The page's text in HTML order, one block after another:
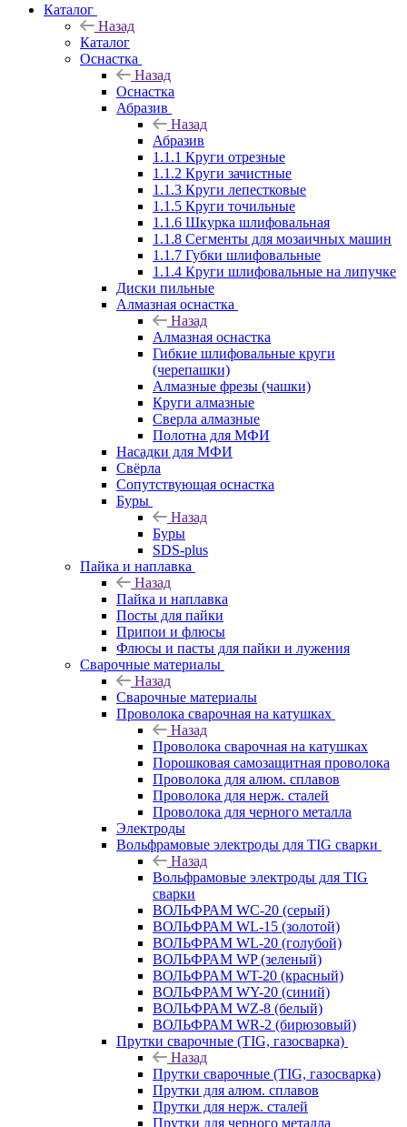
Каталог
Назад
Каталог
Оснастка
Назад
Оснастка
Абразив
Назад
Абразив
1.1.1 Круги отрезные
1.1.2 Круги зачистные
1.1.3 Круги лепестковые
1.1.5 Круги точильные
1.1.6 Шкурка шлифовальная
1.1.8 Сегменты для мозаичных машин
1.1.7 Губки шлифовальные
1.1.4 Круги шлифовальные на липучке
Диски пильные
Алмазная оснастка
Назад
Алмазная оснастка
Гибкие шлифовальные круги
(черепашки)
Алмазные фрезы (чашки)
Круги алмазные
Сверла алмазные
Полотна для МФИ
Насадки для МФИ
Свёрла
Сопутствующая оснастка
Буры
Назад
Буры
SDS-plus
Пайка и наплавка
Назад
Пайка и наплавка
Посты для пайки
Припои и флюсы
Флюсы и пасты для пайки и лужения
Сварочные материалы
Назад
Сварочные материалы
Проволока сварочная на катушках
Назад
Проволока сварочная на катушках
Порошковая самозащитная проволока
Проволока для алюм. сплавов
Проволока для нерж. сталей
Проволока для черного металла
Электроды
Вольфрамовые электроды для TIG сварки
Назад
Вольфрамовые электроды для TIG
сварки
ВОЛЬФРАМ WC-20 (серый)
ВОЛЬФРАМ WL-15 (золотой)
ВОЛЬФРАМ WL-20 (голубой)
ВОЛЬФРАМ WP (зеленый)
ВОЛЬФРАМ WT-20 (красный)
ВОЛЬФРАМ WY-20 (синий)
ВОЛЬФРАМ WZ-8 (белый)
ВОЛЬФРАМ WR-2 (бирюзовый)
Прутки сварочные (TIG, газосварка)
Назад
Прутки сварочные (TIG, газосварка)
Прутки для алюм. сплавов
Прутки для нерж. сталей
Прутки для черного металла